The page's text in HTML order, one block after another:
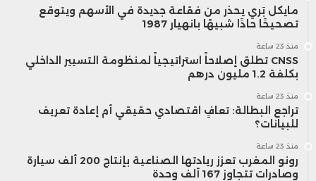
مايكل بَري يحذر من فقاعة جديدة في الأسهم ويتوقع
تصحيحًا حادًا شبيهًا بانهيار 1987
منذ 23 ساعة
CNSS تطلق إصلاحاً استراتيجياً لمنظومة التسيير الداخلي
بكلفة 1.2 مليون درهم
منذ 23 ساعة
تراجع البطالة: تعافٍ اقتصادي حقيقي أم إعادة تعريف
للبيانات؟
منذ 23 ساعة
رونو المغرب تعزز ريادتها الصناعية بإنتاج 200 ألف سيارة
وصادرات تتجاوز 167 ألف وحدة